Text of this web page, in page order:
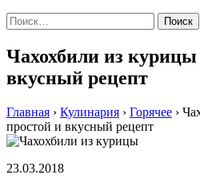
Найти:
Чахохбили из
вкусный рецепт
Главная › Кулинария › Горячее ›
простой и вкусный рецепт
23.03.2018